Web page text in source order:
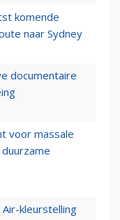
komende
naar Sydney
documentaire
voor massale
kleurstelling